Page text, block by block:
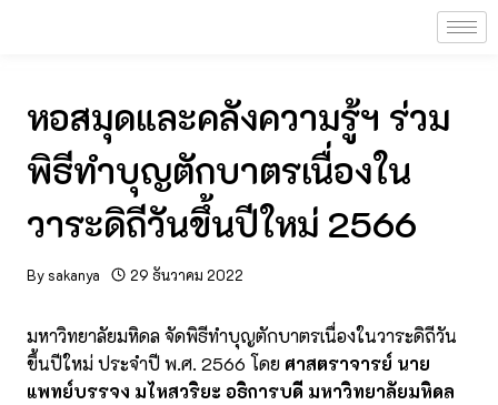
หอสมุดและคลังความรู้ฯ ร่วม
พิธีทำบุญตักบาตรเนื่องใน
วาระดิถีวันขึ้นปีใหม่ 2566
By sakanya 29 ธันวาคม 2022
มหาวิทยาลัยมหิดล จัดพิธีทำบุญตักบาตรเนื่องในวาระดิถีวัน
ขึ้นปีใหม่ ประจำปี พ.ศ. 2566 โดย ศาสตราจารย์ นาย
แพทย์บรรจง มไหสวริยะ อธิการบดี มหาวิทยาลัยมหิดล